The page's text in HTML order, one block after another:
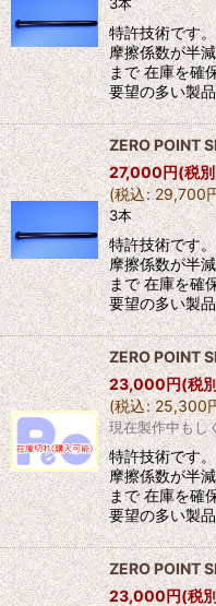
特許技術です
摩擦係数が半
まで 在庫を確
要望の多い製
ZERO POINT
27,000円(税
(税込: 29,700
3本
特許技術です
摩擦係数が半
まで 在庫を確
要望の多い製
ZERO POINT
23,000円(税
(税込: 25,300
現在製作中もし
特許技術です
摩擦係数が半
まで 在庫を確
要望の多い製
ZERO POINT
23,000円(税